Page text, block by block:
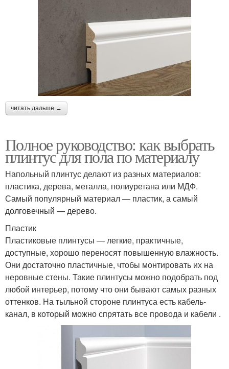
читать дальше →
Полное руководство: как выбрать
плинтус для пола по материалу
Напольный плинтус делают из разных материалов:
пластика, дерева, металла, полиуретана или МДФ.
Самый популярный материал — пластик, а самый
долговечный — дерево.
Пластик
Пластиковые плинтусы — легкие, практичные,
доступные, хорошо переносят повышенную влажность.
Они достаточно пластичные, чтобы монтировать их на
неровные стены. Такие плинтусы можно подобрать под
любой интерьер, потому что они бывают самых разных
оттенков. На тыльной стороне плинтуса есть кабель-
канал, в который можно спрятать все провода и кабели .